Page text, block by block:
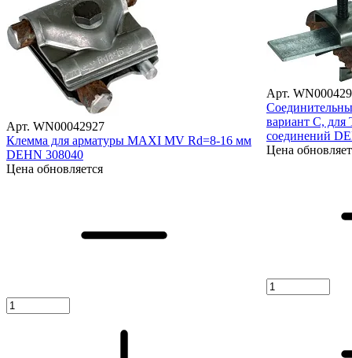
Арт. WN00042927
Клемма для арматуры MAXI MV Rd=8-16 мм
DEHN 308040
Цена обновляется
Арт.
вариант С, для
соединений
Цена